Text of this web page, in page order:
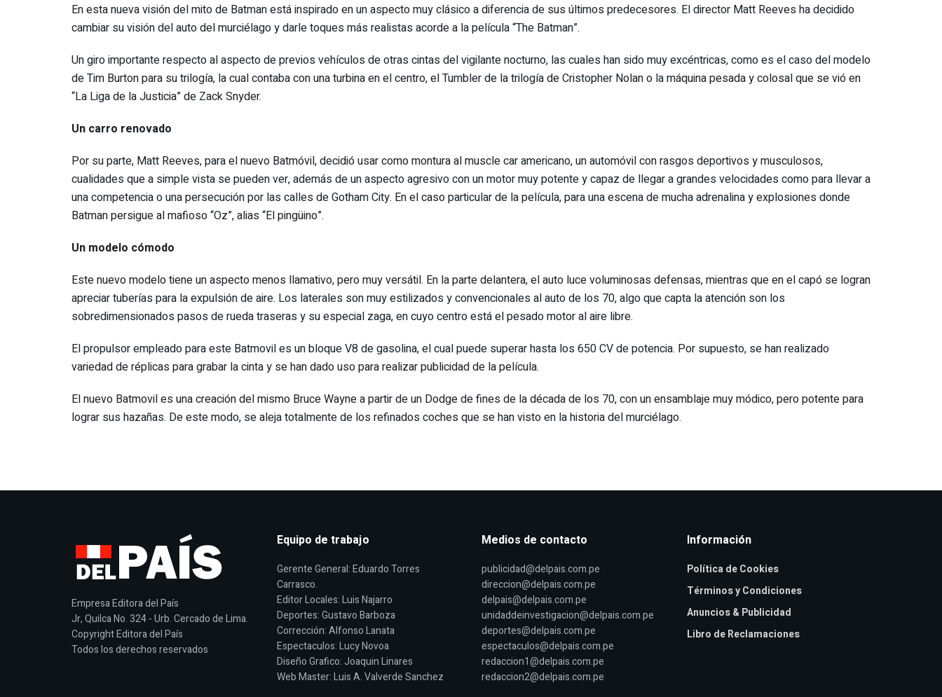
En esta nueva visión del mito de Batman está inspirado en un aspecto muy clásico a diferencia de sus últimos predecesores. El director Matt Reeves ha decidido
cambiar su visión del auto del murciélago y darle toques más realistas acorde a la película “The Batman”.
Un giro importante respecto al aspecto de previos vehículos de otras cintas del vigilante nocturno, las cuales han sido muy excéntricas, como es el caso del modelo
de Tim Burton para su trilogía, la cual contaba con una turbina en el centro, el Tumbler de la trilogía de Cristopher Nolan o la máquina pesada y colosal que se vió en
“La Liga de la Justicia” de Zack Snyder.
Un carro renovado
Por su parte, Matt Reeves, para el nuevo Batmóvil, decidió usar como montura al muscle car americano, un automóvil con rasgos deportivos y musculosos,
cualidades que a simple vista se pueden ver, además de un aspecto agresivo con un motor muy potente y capaz de llegar a grandes velocidades como para llevar a
una competencia o una persecución por las calles de Gotham City. En el caso particular de la película, para una escena de mucha adrenalina y explosiones donde
Batman persigue al mafioso “Oz”, alias “El pingüino”.
Un modelo cómodo
Este nuevo modelo tiene un aspecto menos llamativo, pero muy versátil. En la parte delantera, el auto luce voluminosas defensas, mientras que en el capó se logran
apreciar tuberías para la expulsión de aire. Los laterales son muy estilizados y convencionales al auto de los 70, algo que capta la atención son los
sobredimensionados pasos de rueda traseras y su especial zaga, en cuyo centro está el pesado motor al aire libre.
El propulsor empleado para este Batmovil es un bloque V8 de gasolina, el cual puede superar hasta los 650 CV de potencia. Por supuesto, se han realizado
variedad de réplicas para grabar la cinta y se han dado uso para realizar publicidad de la película.
El nuevo Batmovil es una creación del mismo Bruce Wayne a partir de un Dodge de fines de la década de los 70, con un ensamblaje muy módico, pero potente para
lograr sus hazañas. De este modo, se aleja totalmente de los refinados coches que se han visto en la historia del murciélago.
Empresa Editora del País
Jr, Quilca No. 324 - Urb. Cercado de Lima.
Copyright Editora del País
Todos los derechos reservados
Equipo de trabajo
Gerente General: Eduardo Torres
Carrasco.
Editor Locales: Luis Najarro
Deportes: Gustavo Barboza
Corrección: Alfonso Lanata
Espectaculos: Lucy Novoa
Diseño Grafico: Joaquin Linares
Web Master: Luis A. Valverde Sanchez
Medios de contacto
publicidad@delpais.com.pe
direccion@delpais.com.pe
delpais@delpais.com.pe
unidaddeinvestigacion@delpais.com.pe
deportes@delpais.com.pe
espectaculos@delpais.com.pe
redaccion1@delpais.com.pe
redaccion2@delpais.com.pe
Información
Política de Cookies
Términos y Condiciones
Anuncios & Publicidad
Libro de Reclamaciones